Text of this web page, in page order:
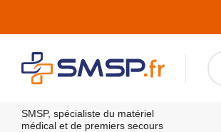
SMSP, spécialiste du matériel
médical et de premiers secours